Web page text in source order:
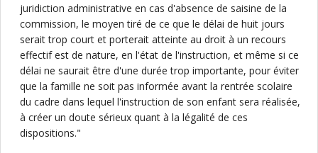
juridiction administrative en cas d'absence de saisine de la
commission, le moyen tiré de ce que le délai de huit jours
serait trop court et porterait atteinte au droit à un recours
effectif est de nature, en l'état de l'instruction, et même si ce
délai ne saurait être d'une durée trop importante, pour éviter
que la famille ne soit pas informée avant la rentrée scolaire
du cadre dans lequel l'instruction de son enfant sera réalisée,
à créer un doute sérieux quant à la légalité de ces
dispositions."